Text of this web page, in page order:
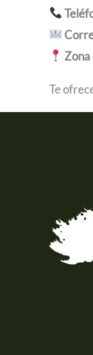
Zona
Te